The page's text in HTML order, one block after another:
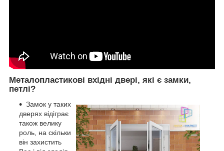
Металопластикові вхідні двері, які є замки,
петлі?
Замок у таких
дверях відіграє
також велику
роль, на скільки
він захистить